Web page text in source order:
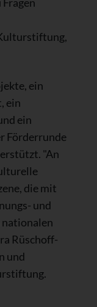
ein
ein
ein
Förderrunde
"An
die mit
und
Rüschoff-
und